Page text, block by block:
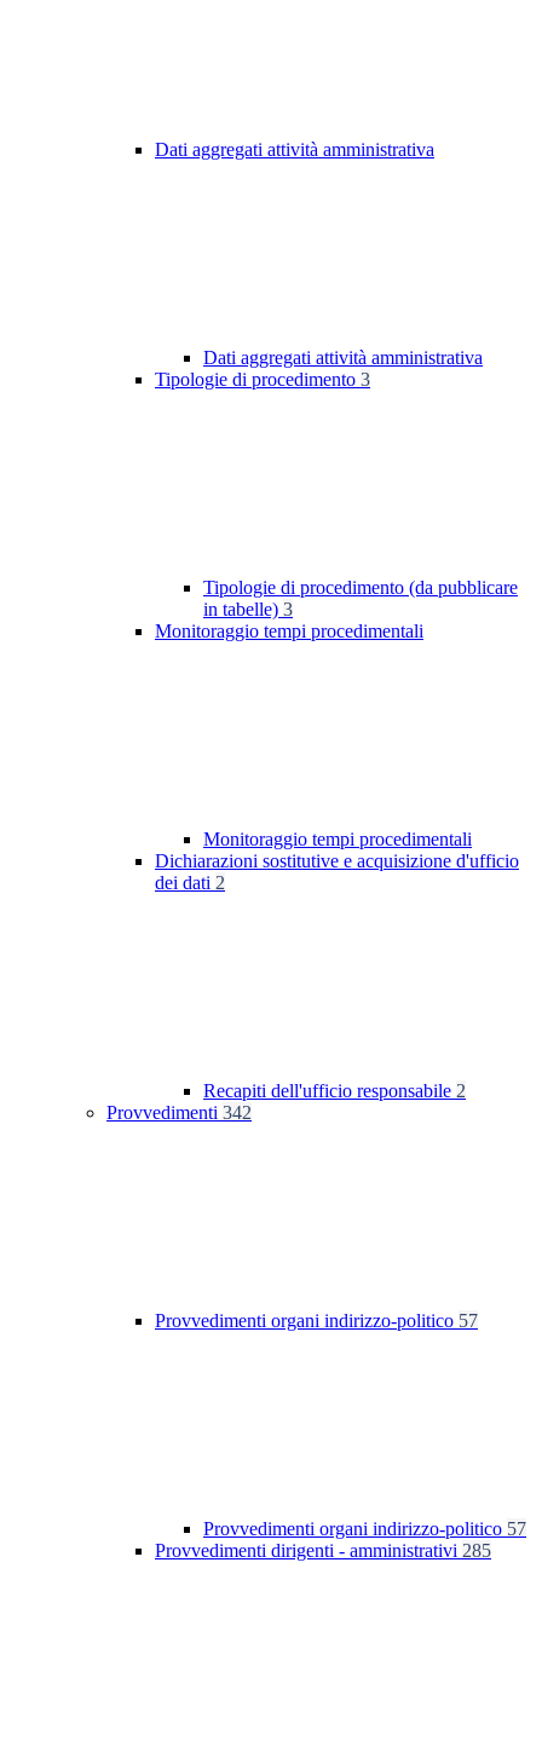
Dati aggregati attività amministrativa
Dati aggregati attività amministrativa
Tipologie di procedimento 3
Tipologie di procedimento (da pubblicare
in tabelle) 3
Monitoraggio tempi procedimentali
Monitoraggio tempi procedimentali
Dichiarazioni sostitutive e acquisizione d'ufficio
dei dati 2
Recapiti dell'ufficio responsabile 2
Provvedimenti 342
Provvedimenti organi indirizzo-politico 57
Provvedimenti organi indirizzo-politico 57
Provvedimenti dirigenti - amministrativi 285